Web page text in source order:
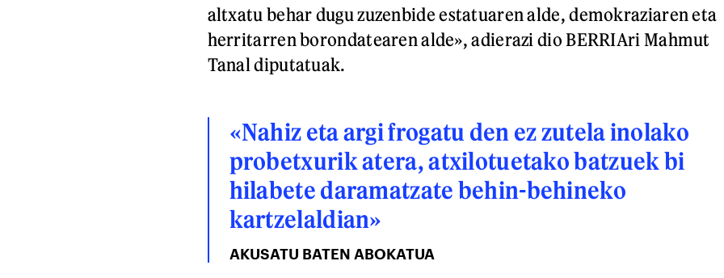
altxatu behar dugu zuzenbide estatuaren alde, demokraziaren eta
herritarren borondatearen alde», adierazi dio BERRIAri Mahmut
Tanal diputatuak.
«Nahiz eta argi frogatu den ez zutela inolako
probetxurik atera, atxilotuetako batzuek bi
hilabete daramatzate behin-behineko
kartzelaldian»
AKUSATU BATEN ABOKATUA